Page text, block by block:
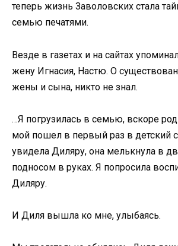
теперь жизнь Заволовских стала
семью печатями.
Везде в газетах и на сайтах
жену Игнасия, Настю. О
жены и сына, никто не знал.
…Я погрузилась в семью, вскоре
мой пошел в первый раз в детский
увидела Диляру, она мелькнула в
подносом в руках. Я попросила
Диляру.
И Диля вышла ко мне, улыбаясь.